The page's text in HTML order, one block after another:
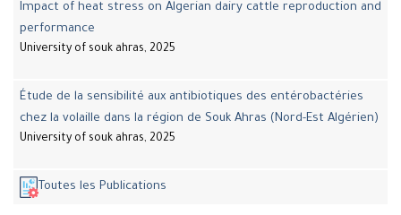
Impact of heat stress on Algerian dairy cattle reproduction and
performance
University of souk ahras, 2025
Étude de la sensibilité aux antibiotiques des entérobactéries
chez la volaille dans la région de Souk Ahras (Nord-Est Algérien)
University of souk ahras, 2025
Toutes les Publications